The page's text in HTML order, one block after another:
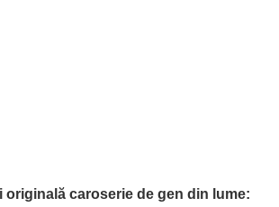
originală caroserie de gen din lume: